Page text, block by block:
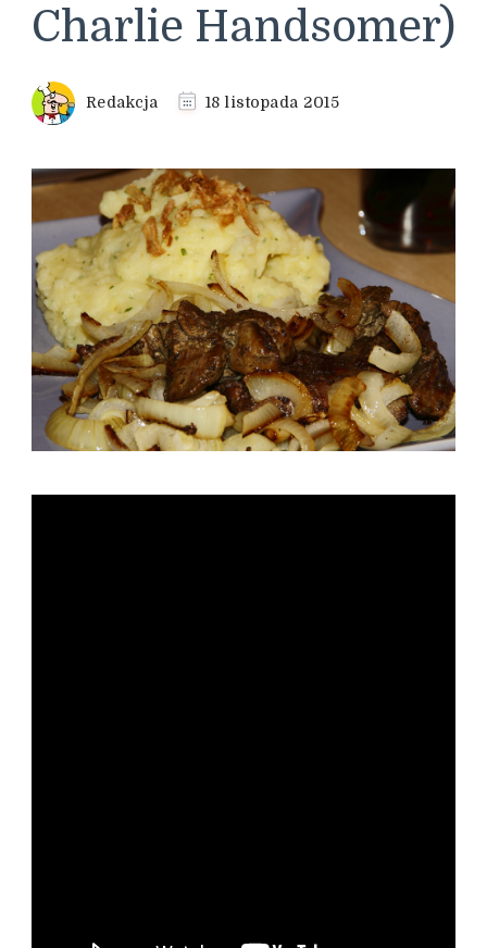
Charlie Handsomer)
Redakcja 18 listopada 2015